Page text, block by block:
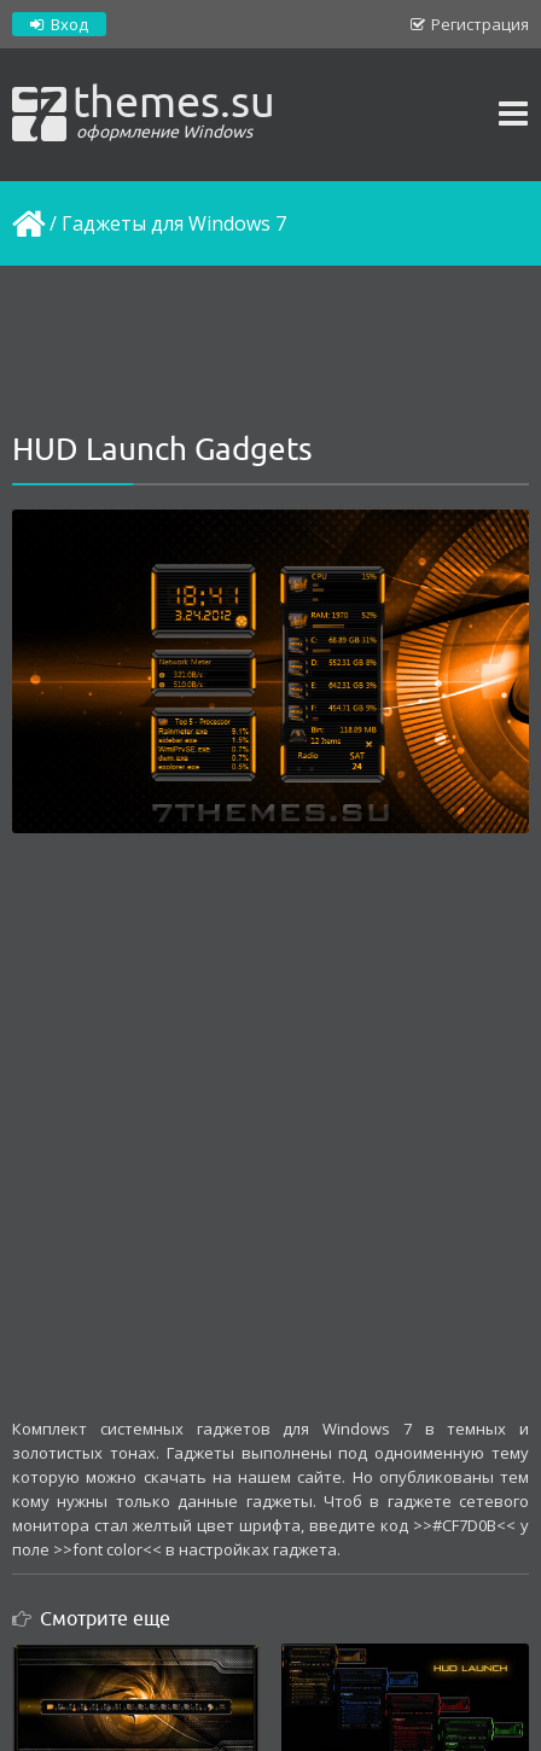
Регистрация
Вход
themes.su
оформление Windows
/ Гаджеты для Windows 7
HUD Launch Gadgets
Комплект системных гаджетов для Windows 7 в темных и
золотистых тонах. Гаджеты выполнены под одноименную тему
которую можно скачать на нашем сайте. Но опубликованы тем
кому нужны только данные гаджеты. Чтоб в гаджете сетевого
монитора стал желтый цвет шрифта, введите код >>#CF7D0B<< у
поле >>font color<< в настройках гаджета.
Смотрите еще